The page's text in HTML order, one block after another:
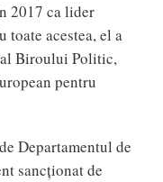
2017 ca lider
toate acestea, el a
Biroului Politic,
pentru
Departamentul de
sancționat de